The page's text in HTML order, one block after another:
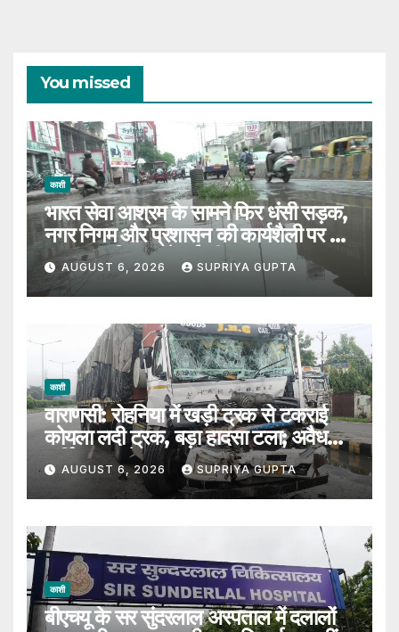
You missed
काशी
भारत सेवा आश्रम के सामने फिर धंसी सड़क,
नगर निगम और प्रशासन की कार्यशैली पर उठे
सवाल, 7 दिन पहले हुई थी मरम्मत
AUGUST 6, 2026 SUPRIYA GUPTA
काशी
वाराणसी: रोहनिया में खड़ी ट्रक से टकराई
कोयला लदी ट्रक, बड़ा हादसा टला; अवैध
पार्किंग पर उठे सवाल
AUGUST 6, 2026 SUPRIYA GUPTA
काशी
बीएचयू के सर सुंदरलाल अस्पताल में दलालों